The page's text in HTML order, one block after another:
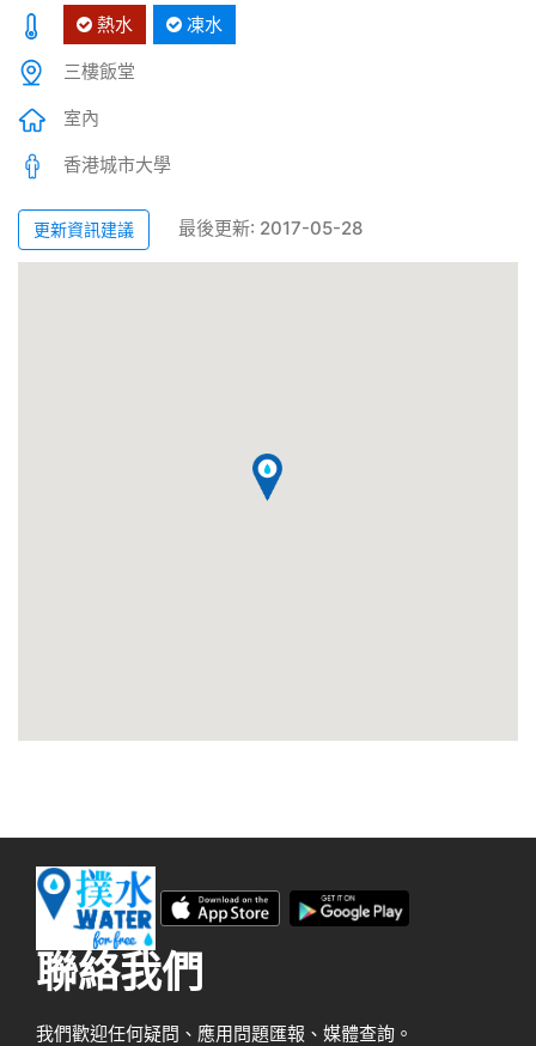
熱水
凍水
三樓飯堂
室內
香港城市大學
更新資訊建議 最後更新: 2017-05-28
聯絡我們
我們歡迎任何疑問、應用問題匯報、媒體查詢。